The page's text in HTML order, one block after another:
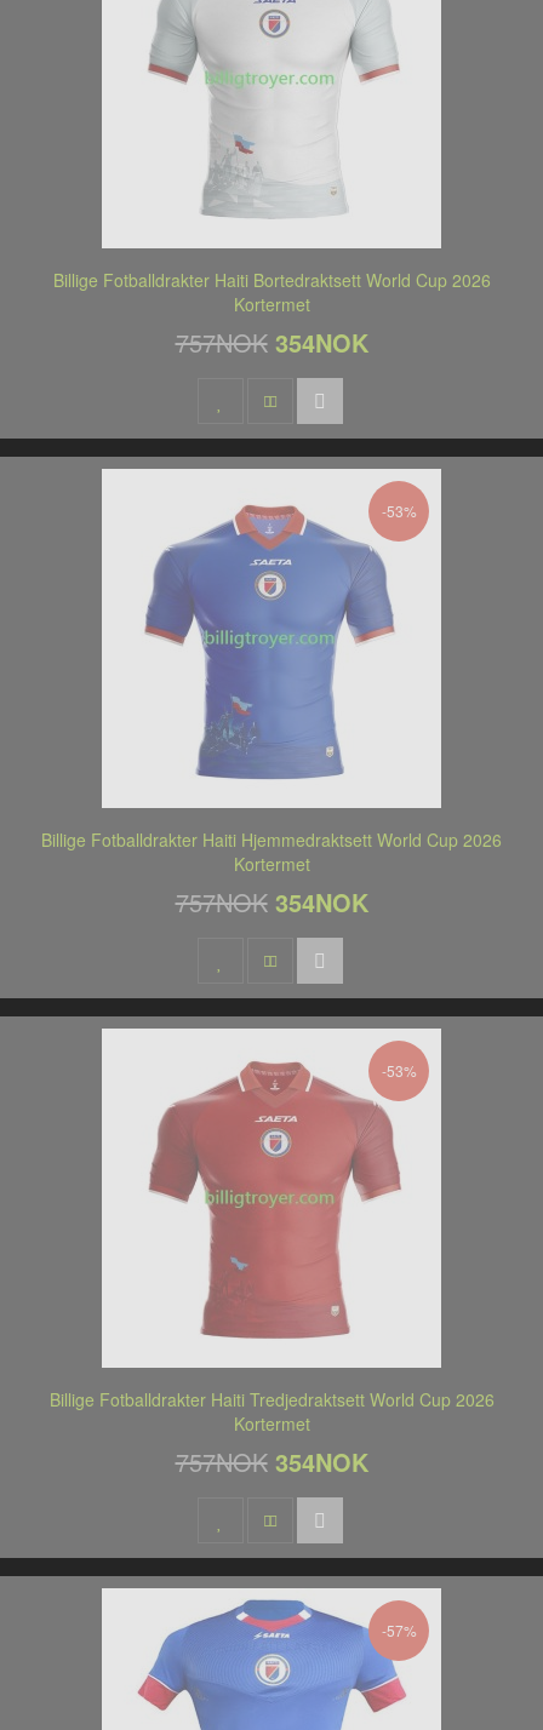
Billige Fotballdrakter Haiti Bortedraktsett World Cup 2026
Kortermet
757NOK 354NOK
-53%
Billige Fotballdrakter Haiti Hjemmedraktsett World Cup 2026
Kortermet
757NOK 354NOK
-53%
Billige Fotballdrakter Haiti Tredjedraktsett World Cup 2026
Kortermet
757NOK 354NOK
-57%